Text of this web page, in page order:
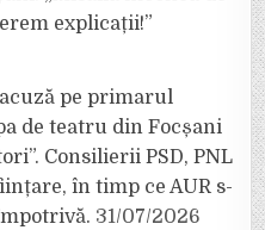
explicații!”
pe primarul
de teatru din Focșani
Consilierii PSD, PNL
în timp ce AUR s-
31/07/2026